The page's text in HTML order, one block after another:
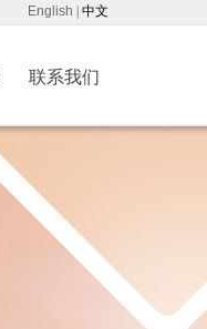
联系我们
English 中文